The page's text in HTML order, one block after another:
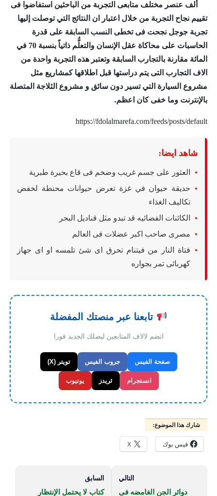
متابعى التجربة من الباحثين استفاضوا فى
تقييم نجاح التجربة من خلال اعتبار ان النتائج التي توصلت إليها
تجربة جوجل نجحت فى تخطى النسب السابقة على قدرة
الحاسبات على محاكاة عقل الإنسان والتعلُّم ذاتياً بنسبة 70 في
المائة مقارنة بالتجارب السابقة وتعتبر هذه التجربة واحدة من
الاف التجارب التى يتم دراستها قبل اطلاقها كمشاريع مثل
مشروع السيارة التي تسير دون سائق و مشروع الثلاجة المتصلة
بالإنترنت وما خفى كان اعظم.
https://fdolalmarefa.com/feeds/posts/default
شاهد ايضا:
العثور على جسم غريب وضخم فى قاع بحيرة طبرية
حديقة حيوان في غزة تعرض حيوانات محنطة لخفض
تكاليف الغذاء
الكائنات الفضائيه قد تبدو مثل قناديل البحر
مصرى صاحب اكبر عضلات فى العالم
فتاة النار من فيتنام تحرق اى شئ تلمسه او اى جهاز
كهربائى تمر بجواره
تابعنا عبر منصتك المفضلة
انضم لالاف المتابعين ليصلك الجديد فورا
صفحة الفيس جروب الفيس تويتر (X)
انستجرام ثريدز يوتيوب
شارك هذا الموضوع:
فيس بوك X
التالي
دوائر الجن الغامضه فى
السابق
كتاب لا يحتمل الإنتظار